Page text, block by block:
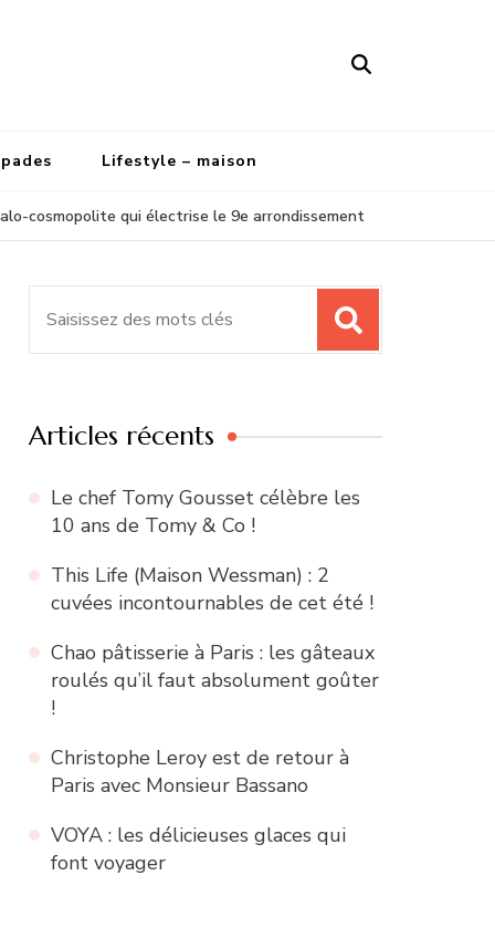
Lifestyle – maison
cosmopolite qui électrise le 9e arrondissement
Articles récents
Le chef Tomy Gousset célèbre les
10 ans de Tomy & Co !
This Life (Maison Wessman) : 2
cuvées incontournables de cet été !
Chao pâtisserie à Paris : les gâteaux
roulés qu’il faut absolument goûter
!
Christophe Leroy est de retour à
Paris avec Monsieur Bassano
VOYA : les délicieuses glaces qui
font voyager